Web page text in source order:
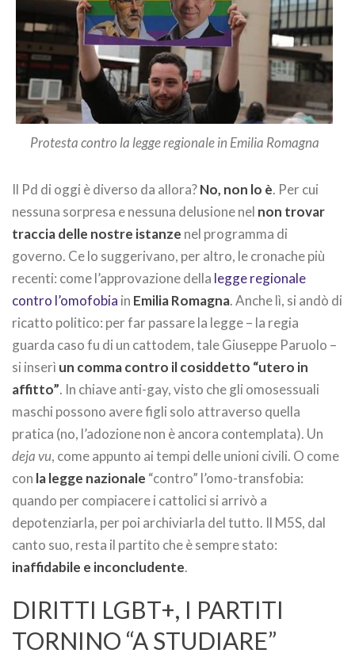
Protesta contro la legge regionale in Emilia Romagna
Il Pd di oggi è diverso da allora?No, non lo è. Per cui
nessuna sorpresa e nessuna delusione nel non trovar
traccia delle nostre istanze nel programma di
governo. Ce lo suggerivano, per altro, le cronache più
recenti: come l’approvazione della legge regionale
contro l’omofobia in Emilia Romagna. Anche lì, si andò di
ricatto politico: per far passare la legge – la regia
guarda caso fu di un cattodem, tale Giuseppe Paruolo –
si inserì un comma contro il cosiddetto “utero in
affitto”. In chiave anti-gay, visto che gli omosessuali
maschi possono avere figli solo attraverso quella
pratica (no, l’adozione non è ancora contemplata). Un
deja vu, come appunto ai tempi delle unioni civili. O come
con la legge nazionale “contro” l’omo-transfobia:
quando per compiacere i cattolici si arrivò a
depotenziarla, per poi archiviarla del tutto. Il M5S, dal
canto suo, resta il partito che è sempre stato:
inaffidabile e inconcludente.
DIRITTI LGBT+, I PARTITI
TORNINO “A STUDIARE”